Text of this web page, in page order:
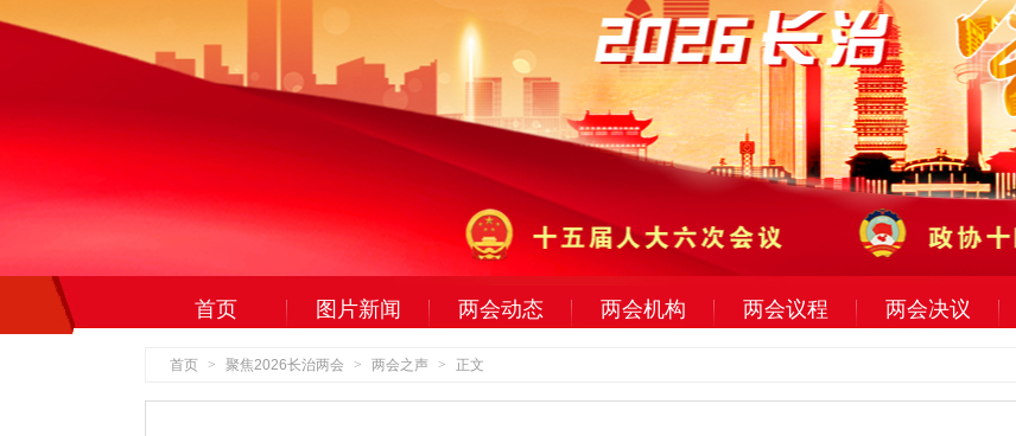
首页 图片新闻 两会动态 两会机构 两会议程 两会决议
首页 > 聚焦2026长治两会 > 两会之声 > 正文